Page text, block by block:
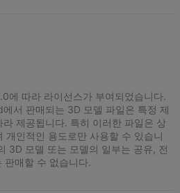
에 따라 라이선스가 부여되었습니다.
서 판매되는 3D 모델 파일은 특정 제
제공됩니다. 특히 이러한 파일은 상
개인적인 용도로만 사용할 수 있습니
3D 모델 또는 모델의 일부는 공유, 전
판매할 수 없습니다.